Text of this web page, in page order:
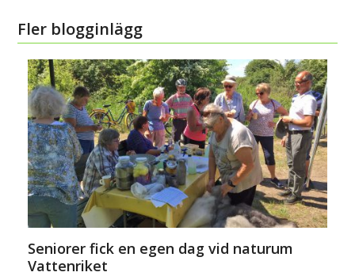
Fler blogginlägg
Seniorer fick en egen dag vid naturum
Vattenriket